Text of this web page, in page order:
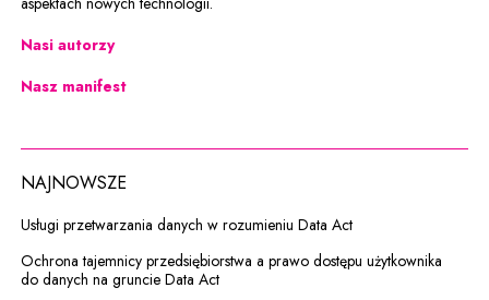
Nasi autorzy
Nasz manifest
NAJNOWSZE
Usługi przetwarzania danych w rozumieniu Data Act
Ochrona tajemnicy przedsiębiorstwa a prawo dostępu użytkownika
do danych na gruncie Data Act